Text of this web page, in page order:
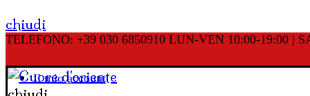
chiudi
TELEFONO: +39 030 6850910 LUN-VEN 10:00-19:00 |
Il mio account